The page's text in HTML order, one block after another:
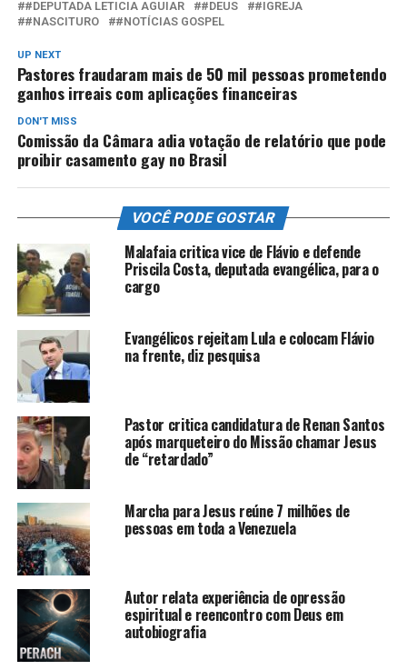
#DEPUTADA LETICIA AGUIAR
#DEUS
#IGREJA
#NASCITURO
#NOTÍCIAS GOSPEL
UP NEXT
Pastores fraudaram mais de 50 mil pessoas prometendo
ganhos irreais com aplicações financeiras
DON'T MISS
Comissão da Câmara adia votação de relatório que pode
proibir casamento gay no Brasil
VOCÊ PODE GOSTAR
Malafaia critica vice de Flávio e defende
Priscila Costa, deputada evangélica, para o
cargo
Evangélicos rejeitam Lula e colocam Flávio
na frente, diz pesquisa
Pastor critica candidatura de Renan Santos
após marqueteiro do Missão chamar Jesus
de “retardado”
Marcha para Jesus reúne 7 milhões de
pessoas em toda a Venezuela
Autor relata experiência de opressão
espiritual e reencontro com Deus em
autobiografia